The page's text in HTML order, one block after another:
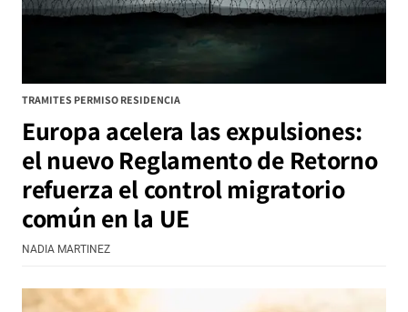
TRAMITES PERMISO RESIDENCIA
Europa acelera las expulsiones:
el nuevo Reglamento de Retorno
refuerza el control migratorio
común en la UE
NADIA MARTINEZ